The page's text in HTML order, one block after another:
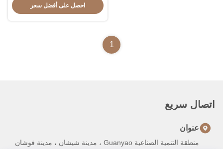
احصل على أفضل سعر
1
اتصال سريع
عنوان
منطقة التنمية الصناعية Guanyao ، مدينة شيشان ، مدينة فوشان